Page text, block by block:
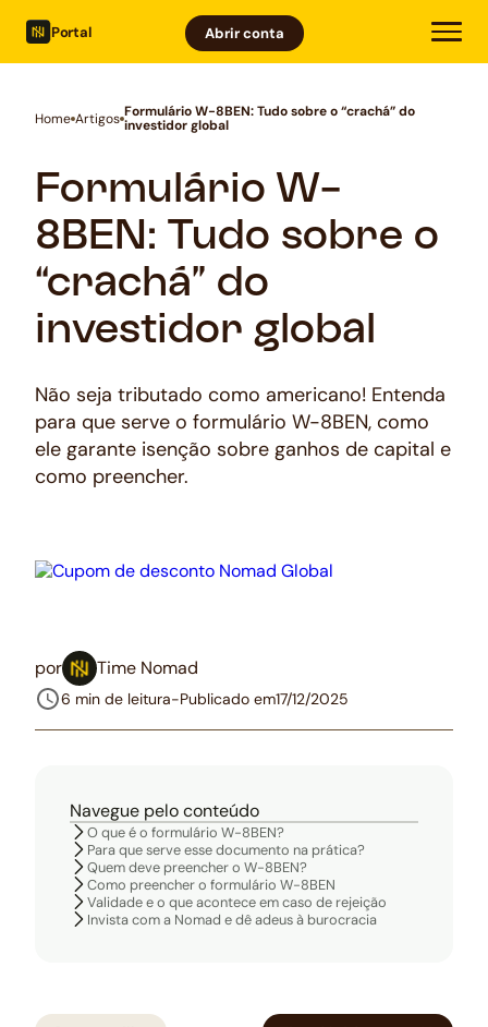
Portal Abrir conta
Home Artigos Formulário W-8BEN: Tudo sobre o “crachá” do
investidor global
Formulário W-
8BEN: Tudo sobre o
“crachá” do
investidor global
Não seja tributado como americano! Entenda
para que serve o formulário W-8BEN, como
ele garante isenção sobre ganhos de capital e
como preencher.
por Time Nomad
6 min de leitura-Publicado em17/12/2025
Navegue pelo conteúdo
O que é o formulário W-8BEN?
Para que serve esse documento na prática?
Quem deve preencher o W-8BEN?
Como preencher o formulário W-8BEN
Validade e o que acontece em caso de rejeição
Invista com a Nomad e dê adeus à burocracia